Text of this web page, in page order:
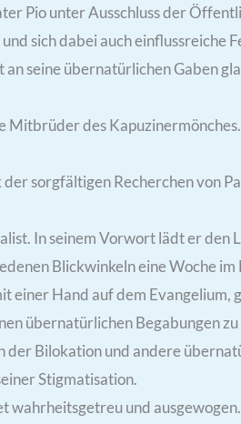
Pio unter Ausschluss der
sich dabei auch einflussreiche
seine übernatürlichen Gaben
Mitbrüder des
sorgfältigen Recherchen von
In seinem Vorwort lädt er den
Blickwinkeln eine Woche im
einer Hand auf dem Evangelium,
übernatürlichen Begabungen
der Bilokation und andere
Stigmatisation.
wahrheitsgetreu und